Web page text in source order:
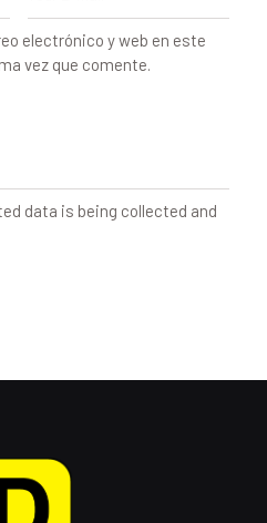
electrónico y web en este
vez que comente.
data is being collected and